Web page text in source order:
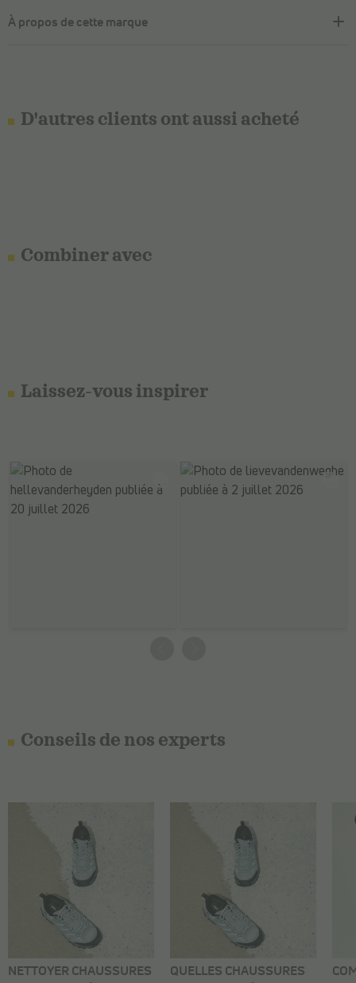
À propos de cette marque
D'autres clients ont aussi acheté
Combiner avec
Laissez-vous inspirer
Conseils de nos experts
NETTOYER CHAUSSURES
QUELLES CHAUSSURES